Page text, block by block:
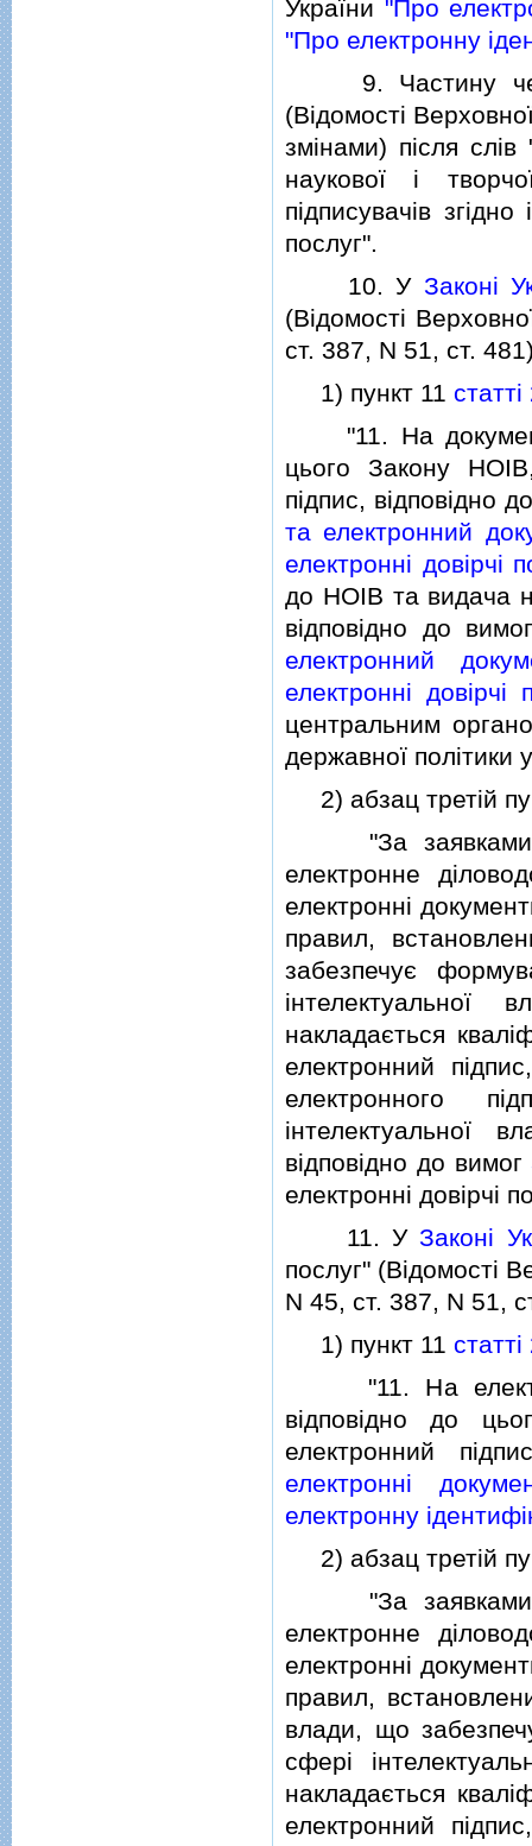
України "Про
"Про електронну
9. Частину
(Вiдомостi
змiнами) пiсля слiв
наукової i
пiдписувачiв
послуг".
10. У Законi
(Вiдомостi
ст. 387, N 51, ст.
1) пункт 11 статтi
"11. На
цього Закону НОIВ,
пiдпис, вiдповiдно
та електронний
електроннi довiрчi
до НОIВ та видача
вiдповiдно до
електронний
електроннi довiрчi
центральним
державної полiтики
2) абзац третiй
"За заявками,
електронне
електроннi
правил,
забезпечує
накладається
електронний
електронного
iнтелектуальної
вiдповiдно до вимог
електроннi довiрчi
11. У Законi
послуг" (Вiдомостi
N 45, ст. 387, N 51,
1) пункт 11 статтi
"11. На
вiдповiдно до
електронний
електроннi
електронну
2) абзац третiй
"За заявками,
електронне
електроннi
правил,
влади, що
сферi
накладається
електронний